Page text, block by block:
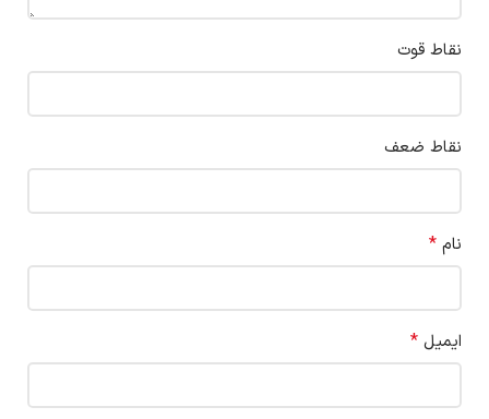
نقاط قوت
نقاط ضعف
نام *
ایمیل *